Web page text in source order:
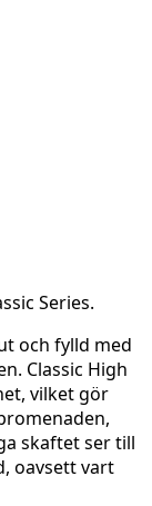
Series.
och fylld med
Classic High
vilket gör
skaftet ser till
oavsett vart